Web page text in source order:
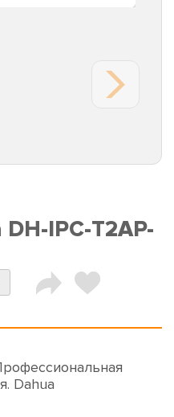
IPC-T2AP-
Dahua